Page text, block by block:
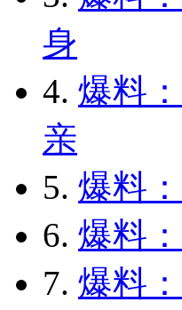
身
4. 爆料
亲
5. 爆料
6. 爆料
7. 爆料